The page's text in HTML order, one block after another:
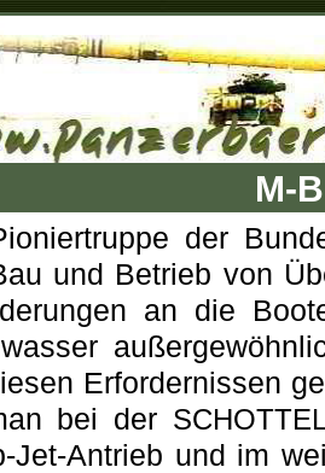
M-
der
und Betrieb von
an die
Erfordernissen
bei der
Jet-Antrieb und im